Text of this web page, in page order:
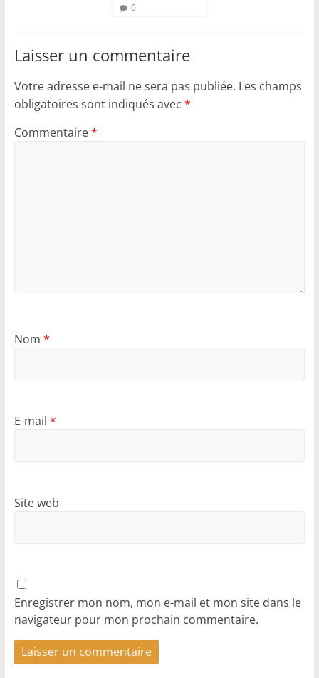
0
Laisser un commentaire
Votre adresse e-mail ne sera pas publiée. Les champs
obligatoires sont indiqués avec *
Commentaire*
Nom *
E-mail *
Site web
Enregistrer mon nom, mon e-mail et mon site dans le
navigateur pour mon prochain commentaire.